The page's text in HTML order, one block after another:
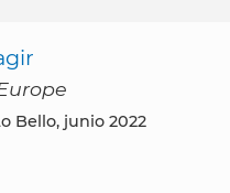
Bello, junio 2022